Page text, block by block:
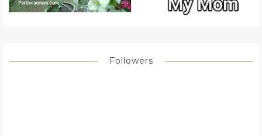
Followers